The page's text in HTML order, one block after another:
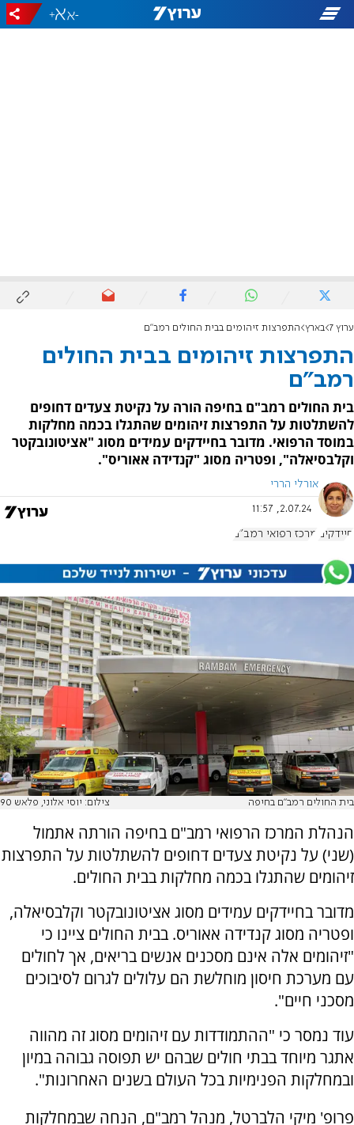
-
+
ערוץ 7 בארץ התפרצות זיהומים בבית החולים רמב"ם
התפרצות זיהומים בבית החולים
רמב"ם
בית החולים רמב"ם בחיפה הורה על נקיטת צעדים דחופים
להשתלטות על התפרצות זיהומים שהתגלו בכמה מחלקות
במוסד הרפואי. מדובר בחיידקים עמידים מסוג "אציטונובקטר
וקלבסיאלה", ופטריה מסוג "קנדידה אאוריס".
אורלי הררי
2.07.24, 11:57
חיידקים מרכז רפואי רמב"ם
בית החולים רמב"ם בחיפה צילום: יוסי אלוני, פלאש 90
הנהלת המרכז הרפואי רמב"ם בחיפה הורתה אתמול
(שני) על נקיטת צעדים דחופים להשתלטות על התפרצות
זיהומים שהתגלו בכמה מחלקות בבית החולים.
מדובר בחיידקים עמידים מסוג אציטונובקטר וקלבסיאלה,
ופטריה מסוג קנדידה אאוריס. בבית החולים ציינו כי
"זיהומים אלה אינם מסכנים אנשים בריאים, אך לחולים
עם מערכת חיסון מוחלשת הם עלולים לגרום לסיבוכים
מסכני חיים".
עוד נמסר כי "ההתמודדות עם זיהומים מסוג זה מהווה
אתגר מיוחד בבתי חולים שבהם יש תפוסה גבוהה במיון
ובמחלקות הפנימיות בכל העולם בשנים האחרונות".
פרופ' מיקי הלברטל, מנהל רמב"ם, הנחה שבמחלקות